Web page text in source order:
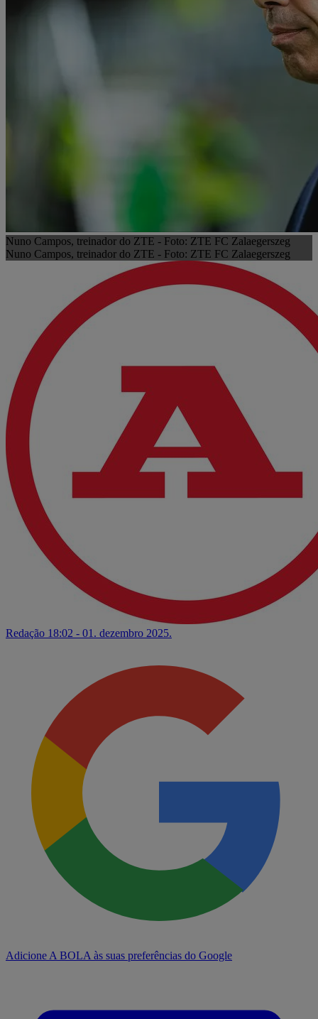
Nuno Campos, treinador do ZTE - Foto: ZTE FC Zalaegerszeg
Nuno Campos, treinador do ZTE - Foto: ZTE FC Zalaegerszeg
Redação 18:02 - 01. dezembro 2025.
Adicione A BOLA às suas preferências do Google